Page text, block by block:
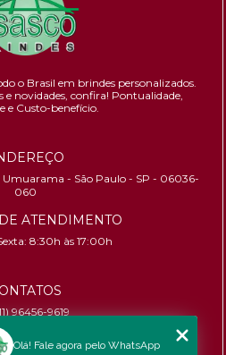
o Brasil em brindes personalizados.
e novidades, confira! Pontualidade,
e Custo-benefício.
- São Paulo - SP - 06036-
060
ATENDIMENTO
8:30h às 17:00h
96456-9619
0001-30
Olá! Fale agora pelo WhatsApp